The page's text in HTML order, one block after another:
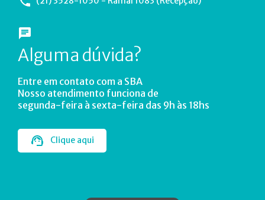
Alguma dúvida?
Entre em contato com a SBA
Nosso atendimento funciona de
segunda-feira à sexta-feira das 9h às 18hs
Clique aqui